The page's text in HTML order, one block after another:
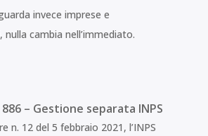
invece imprese e
cambia nell’immediato.
– Gestione separata INPS
n. 12 del 5 febbraio 2021, l’INPS